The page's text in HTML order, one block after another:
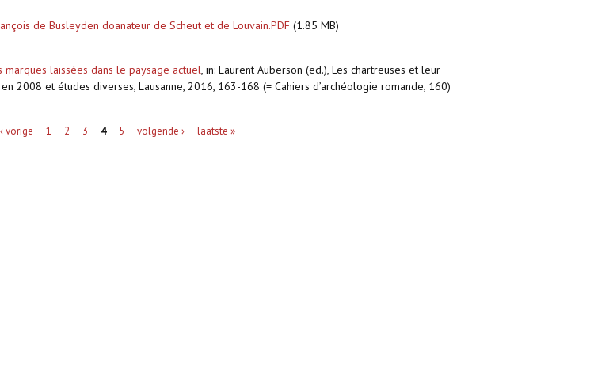
de Busleyden doanateur de Scheut et de Louvain.PDF (1.85 MB)
laissées dans le paysage actuel, in: Laurent Auberson (ed.), Les chartreuses et leur
2008 et études diverses, Lausanne, 2016, 163-168 (= Cahiers d’archéologie romande, 160)
‹ vorige 1 2 3 4 5 volgende › laatste »